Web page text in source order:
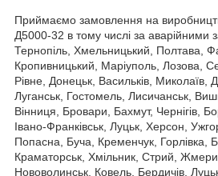
Приймаємо замовлення на
Д5000-32 в тому числі за аварійними
Тернопіль, Хмельницький, Полтава,
Кропивницький, Маріуполь, Лозова,
Рівне, Донецьк, Васильків, Миколаїв,
Луганськ, Гостомель, Лисичанськ,
Вінниця, Бровари, Бахмут, Чернігів,
Івано-Франківськ, Луцьк, Херсон,
Попасна, Буча, Кременчук, Горлівка,
Краматорськ, Хмільник, Стрий,
Нововолинськ, Ковель, Бердичів,